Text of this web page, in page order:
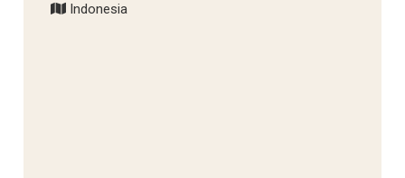
Indonesia